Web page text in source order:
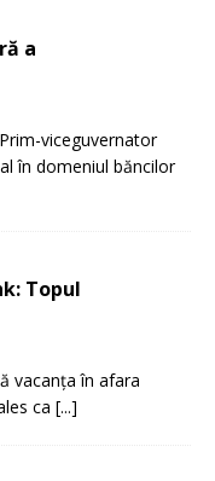
a
viceguvernator
în domeniul băncilor
Topul
vacanța în afara
ca [...]